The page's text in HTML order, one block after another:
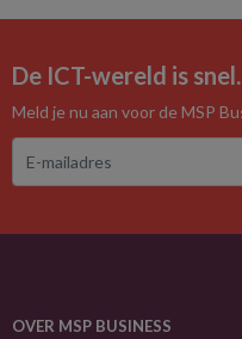
De ICT-wereld is
Meld je nu aan voor de MSP
OVER MSP BUSINESS